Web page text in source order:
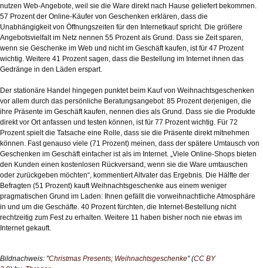
nutzen Web-Angebote, weil sie die Ware direkt nach Hause geliefert bekommen.
57 Prozent der Online-Käufer von Geschenken erklären, dass die
Unabhängigkeit von Öffnungszeiten für den Internetkauf spricht. Die größere
Angebotsvielfalt im Netz nennen 55 Prozent als Grund. Dass sie Zeit sparen,
wenn sie Geschenke im Web und nicht im Geschäft kaufen, ist für 47 Prozent
wichtig. Weitere 41 Prozent sagen, dass die Bestellung im Internet ihnen das
Gedränge in den Läden erspart.
Der stationäre Handel hingegen punktet beim Kauf von Weihnachtsgeschenken
vor allem durch das persönliche Beratungsangebot: 85 Prozent derjenigen, die
ihre Präsente im Geschäft kaufen, nennen dies als Grund. Dass sie die Produkte
direkt vor Ort anfassen und testen können, ist für 77 Prozent wichtig. Für 72
Prozent spielt die Tatsache eine Rolle, dass sie die Präsente direkt mitnehmen
können. Fast genauso viele (71 Prozent) meinen, dass der spätere Umtausch von
Geschenken im Geschäft einfacher ist als im Internet. „Viele Online-Shops bieten
den Kunden einen kostenlosen Rückversand, wenn sie die Ware umtauschen
oder zurückgeben möchten“, kommentiert Altvater das Ergebnis. Die Hälfte der
Befragten (51 Prozent) kauft Weihnachtsgeschenke aus einem weniger
pragmatischen Grund im Laden: Ihnen gefällt die vorweihnachtliche Atmosphäre
in und um die Geschäfte. 40 Prozent fürchten, die Internet-Bestellung nicht
rechtzeitig zum Fest zu erhalten. Weitere 11 haben bisher noch nie etwas im
Internet gekauft.
Bildnachweis: "Christmas Presents; Weihnachtsgeschenke" (CC BY